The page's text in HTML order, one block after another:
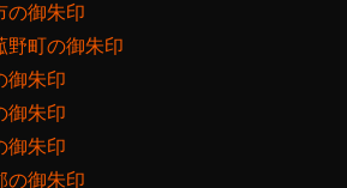
の御朱印
野町の御朱印
御朱印
御朱印
御朱印
の御朱印